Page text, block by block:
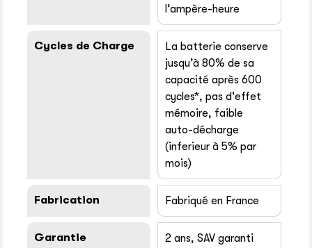
l’ampère-heure
Cycles de Charge
La batterie conserve
jusqu’à 80% de sa
capacité après 600
cycles*, pas d'effet
mémoire, faible
auto-décharge
(inferieur à 5% par
mois)
Fabrication Fabriqué en France
Garantie
2 ans, SAV garanti